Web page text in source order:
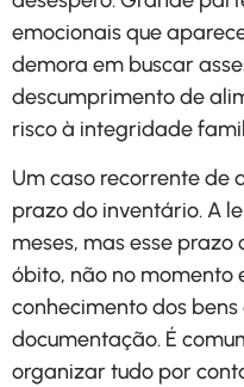
emocionais que
demora em buscar
descumprimento de
risco à integridade
Um caso recorrente de
prazo do inventário. A
meses, mas esse
óbito, não no momento
conhecimento dos
documentação. É
organizar tudo por